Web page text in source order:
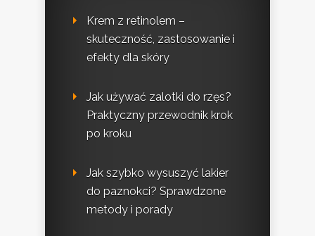
Krem z retinolem –
skuteczność, zastosowanie i
efekty dla skóry
Jak używać zalotki do rzęs?
Praktyczny przewodnik krok
po kroku
Jak szybko wysuszyć lakier
do paznokci? Sprawdzone
metody i porady